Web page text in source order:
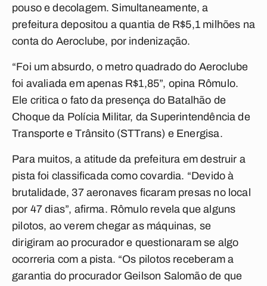
pouso e decolagem. Simultaneamente, a
prefeitura depositou a quantia de R$5,1 milhões na
conta do Aeroclube, por indenização.
“Foi um absurdo, o metro quadrado do Aeroclube
foi avaliada em apenas R$1,85”, opina Rômulo.
Ele critica o fato da presença do Batalhão de
Choque da Polícia Militar, da Superintendência de
Transporte e Trânsito (STTrans) e Energisa.
Para muitos, a atitude da prefeitura em destruir a
pista foi classificada como covardia. “Devido à
brutalidade, 37 aeronaves ficaram presas no local
por 47 dias”, afirma. Rômulo revela que alguns
pilotos, ao verem chegar as máquinas, se
dirigiram ao procurador e questionaram se algo
ocorreria com a pista. “Os pilotos receberam a
garantia do procurador Geilson Salomão de que